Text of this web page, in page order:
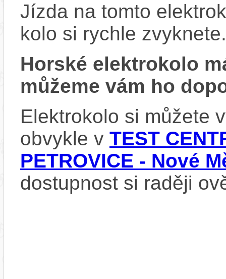
Jízda na tomto
kolo si rychle zvyknete.
Horské elektrokolo
můžeme vám ho
Elektrokolo si můžete
obvykle v TEST
PETROVICE - Nové
dostupnost si raději